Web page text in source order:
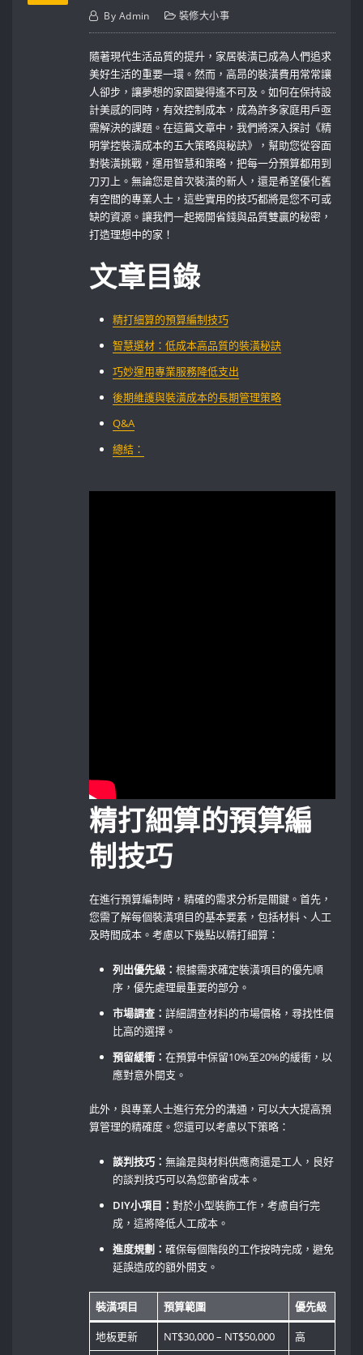
By Admin 裝修大小事
隨著現代生活品質的提升，家居裝潢已成為人們追求
美好生活的重要一環。然而，高昂的裝潢費用常常讓
人卻步，讓夢想的家園變得遙不可及。如何在保持設
計美感的同時，有效控制成本，成為許多家庭用戶亟
需解決的課題。在這篇文章中，我們將深入探討《精
明掌控裝潢成本的五大策略與秘訣》，幫助您從容面
對裝潢挑戰，運用智慧和策略，把每一分預算都用到
刀刃上。無論您是首次裝潢的新人，還是希望優化舊
有空間的專業人士，這些實用的技巧都將是您不可或
缺的資源。讓我們一起揭開省錢與品質雙贏的秘密，
打造理想中的家！
文章目錄
精打細算的預算編制技巧
智慧選材：低成本高品質的裝潢秘訣
巧妙運用專業服務降低支出‌
後期維護與裝潢成本的長期管理策略
Q&A
總結：
精打細算的預算編
制技巧
在進行預算編制時，精確的需求分析是關鍵。首先，
您需了解每個裝潢項目的基本要素，包括材料、人工
及時間成本。考慮以下幾點以精打細算：
列出優先級：根據需求確定裝潢項目的優先順
序，優先處理最重要的部分。
市場調查：詳細調查材料的市場價格，尋找性價
比高的選擇。
預留緩衝：在預算中保留10%至20%的緩衝，以
應對意外開支。
此外，與專業人士進行充分的溝通，可以大大提高預
算管理的精確度。您還可以考慮以下策略：
談判技巧：無論是與材料供應商還是工人，良好
的談判技巧可以為您節省成本。
DIY小項目：對於小型裝飾工作，考慮自行完
成，這將降低人工成本。
進度規劃：確保每個階段的工作按時完成，避免
延誤造成的額外開支。
裝潢項目 預算範圍 優先級
地板更新 NT$30,000 – NT$50,000 高